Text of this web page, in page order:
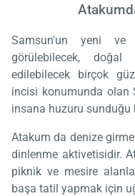
Samsun'un yeni
görülebilecek,
edilebilecek birçok
incisi konumunda olan
insana huzuru sunduğu
Atakum da denize
dinlenme aktivetisidir.
piknik ve mesire
başa tatil yapmak için